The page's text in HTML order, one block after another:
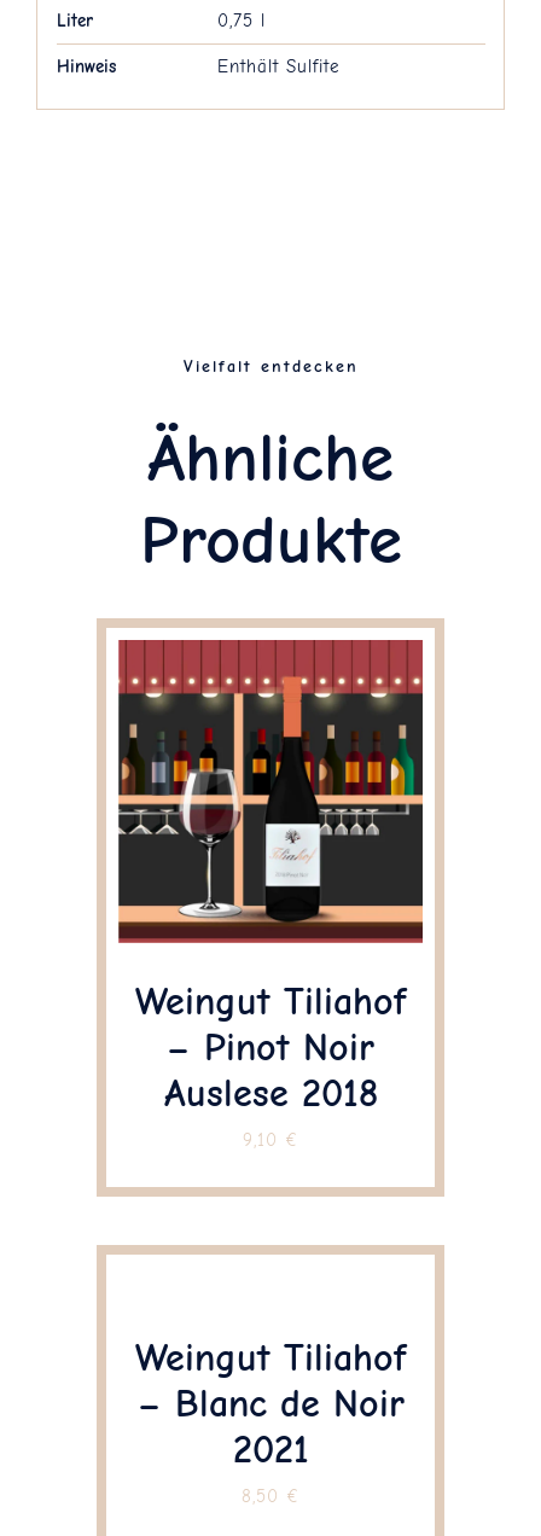
Liter 0,75 l
Hinweis Enthält Sulfite
Vielfalt entdecken
Ähnliche
Produkte
Weingut Tiliahof
– Pinot Noir
Auslese 2018
9,10 €
Weingut Tiliahof
– Blanc de Noir
2021
8,50 €